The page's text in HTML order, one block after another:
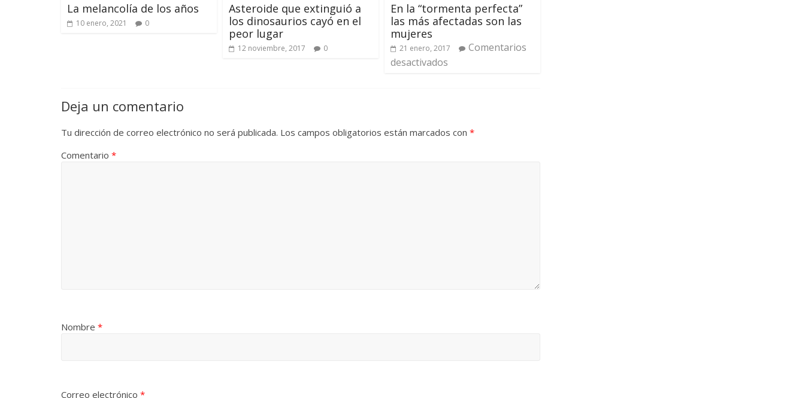
La melancolía de los años
10 enero, 2021 0
Asteroide que extinguió a
los dinosaurios cayó en el
peor lugar
12 noviembre, 2017 0
En la “tormenta perfecta”
las más afectadas son las
mujeres
21 enero, 2017
Comentarios
desactivados
Deja un comentario
Tu dirección de correo electrónico no será publicada. Los campos obligatorios están marcados con *
Comentario *
Nombre *
Correo electrónico *